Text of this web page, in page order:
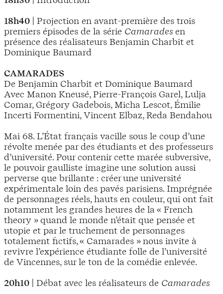
18h40 | Projection en avant-première des trois
premiers épisodes de la série Camaradesen
présence des réalisateurs Benjamin Charbit et
Dominique Baumard
CAMARADES
De Benjamin Charbit et Dominique Baumard
Avec Manon Kneusé, Pierre-François Garel, Lulja
Comar, Grégory Gadebois, Micha Lescot, Émilie
Incerti Formentini, Vincent Elbaz, Reda Bendahou
Mai 68. L’État français vacille sous le coup d’une
révolte menée par des étudiants et des professeurs
d’université. Pour contenir cette marée subversive,
le pouvoir gaulliste imagine une solution aussi
perverse que brillante : créer une université
expérimentale loin des pavés parisiens. Imprégnée
de personnages réels, hauts en couleur, qui ont fait
notamment les grandes heures de la « French
theory » quand le monde n’était que pensée et
utopie et par le truchement de personnages
totalement fictifs, « Camarades » nous invite à
revivre l’expérience étudiante folle de l’université
de Vincennes, sur le ton de la comédie enlevée.
20h10 | Débat avec les réalisateurs de Camarades